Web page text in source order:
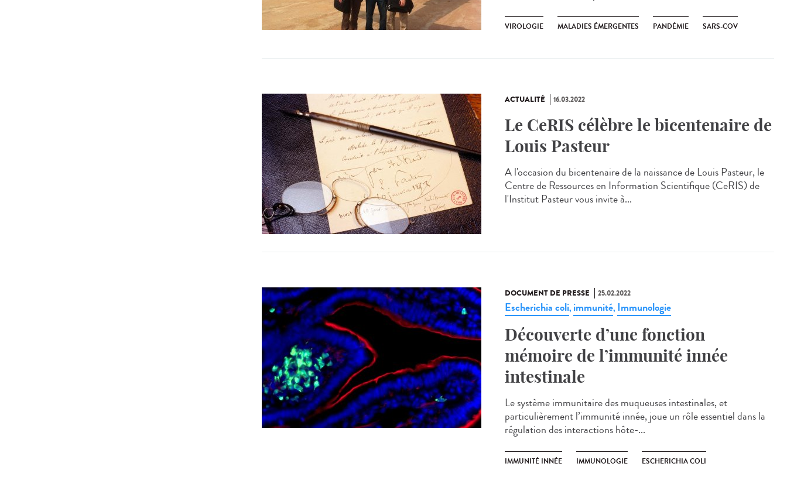
VIROLOGIE MALADIES ÉMERGENTES PANDÉMIE SARS-COV
ACTUALITÉ 16.03.2022
Le CeRIS célèbre le bicentenaire de
Louis Pasteur
A l'occasion du bicentenaire de la naissance de Louis Pasteur, le
Centre de Ressources en Information Scientifique (CeRIS) de
l'Institut Pasteur vous invite à...
DOCUMENT DE PRESSE 25.02.2022
Escherichia coli, immunité, Immunologie
Découverte d’une fonction
mémoire de l’immunité innée
intestinale
Le système immunitaire des muqueuses intestinales, et
particulièrement l’immunité innée, joue un rôle essentiel dans la
régulation des interactions hôte-...
IMMUNITÉ INNÉE IMMUNOLOGIE ESCHERICHIA COLI